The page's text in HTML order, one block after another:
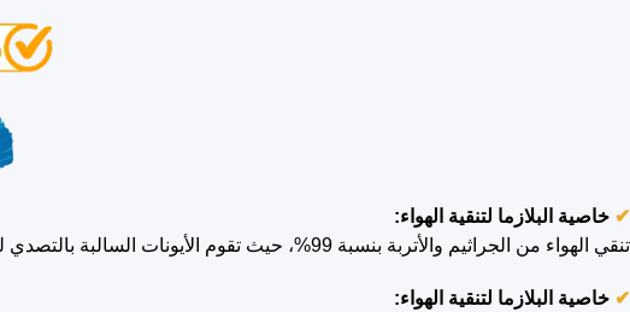
✔ خاصية البلازما لتنقية الهواء:
تنقي الهواء من الجراثيم والأتربة بنسبة 99%، حيث تقوم الأيونات السالبة بالتصدي للجراثيم وإزالتها من الهواء، مع تغذيته بأيونات الأكسجين السالبة لجو أنقى وصحي أكثر.
✔ خاصية البلازما لتنقية الهواء: